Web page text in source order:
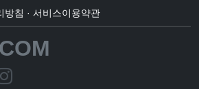
방침 · 서비스이용약관